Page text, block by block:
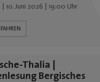
10. Juni 2026 | 19:00 Uhr
Thalia |
Bergisches